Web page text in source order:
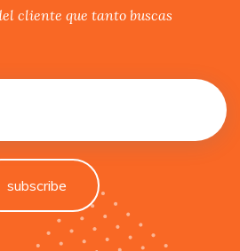
cliente que tanto buscas
subscribe